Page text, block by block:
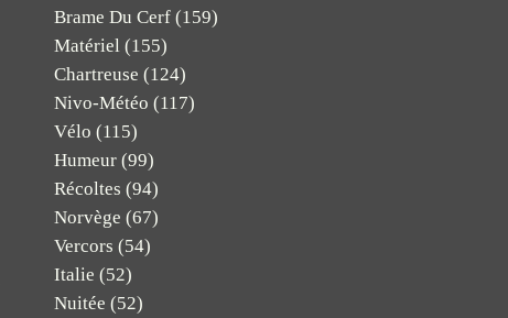
Brame Du Cerf (159)
Matériel (155)
Chartreuse (124)
Nivo-Météo (117)
Vélo (115)
Humeur (99)
Récoltes (94)
Norvège (67)
Vercors (54)
Italie (52)
Nuitée (52)